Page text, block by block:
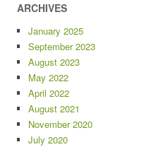
ARCHIVES
January 2025
September 2023
August 2023
May 2022
April 2022
August 2021
November 2020
July 2020